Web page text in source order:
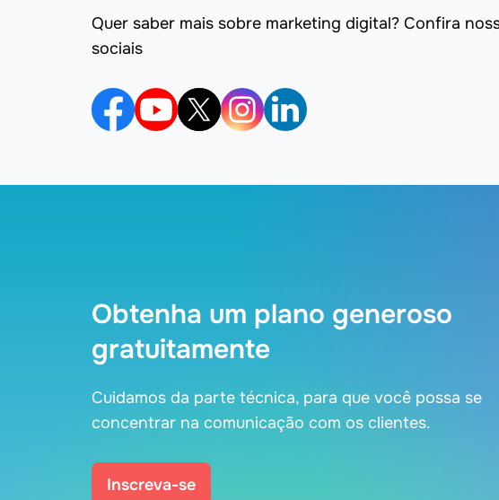
Quer saber mais sobre marketing digital? Confira
sociais
Obtenha um plano generoso
gratuitamente
Cuidamos da parte técnica, para que você possa se
concentrar na comunicação com os clientes.
Inscreva-se